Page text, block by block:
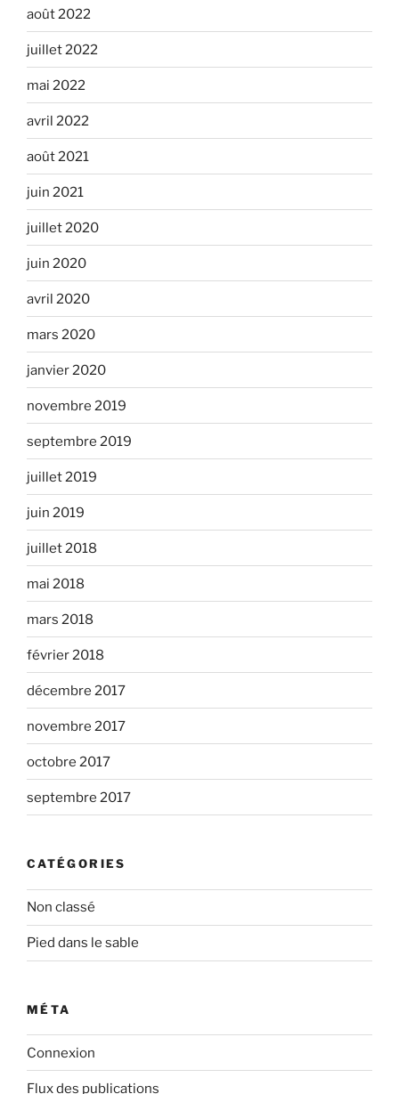
août 2022
juillet 2022
mai 2022
avril 2022
août 2021
juin 2021
juillet 2020
juin 2020
avril 2020
mars 2020
janvier 2020
novembre 2019
septembre 2019
juillet 2019
juin 2019
juillet 2018
mai 2018
mars 2018
février 2018
décembre 2017
novembre 2017
octobre 2017
septembre 2017
CATÉGORIES
Non classé
Pied dans le sable
MÉTA
Connexion
Flux des publications